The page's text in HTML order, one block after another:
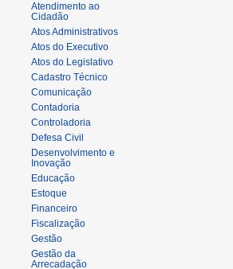
Atendimento ao
Cidadão
Atos Administrativos
Atos do Executivo
Atos do Legislativo
Cadastro Técnico
Comunicação
Contadoria
Controladoria
Defesa Civil
Desenvolvimento e
Inovação
Educação
Estoque
Financeiro
Fiscalização
Gestão
Gestão da
Arrecadação